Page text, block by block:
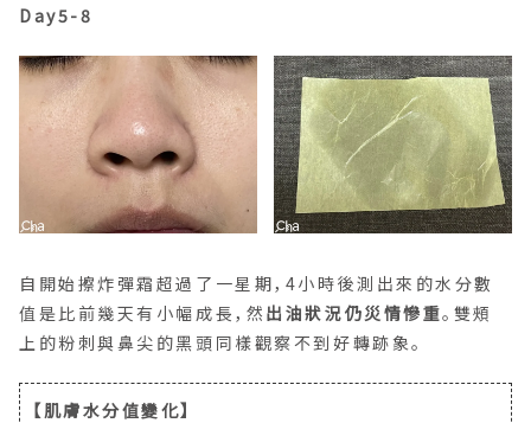
自開始擦炸彈霜超過了一星期，4小時後測出來的水分數
上的粉刺與鼻尖的黑頭同樣觀察不到好轉跡象。
【肌膚水分值變化】
擦拭前：38％→擦拭後：48%→4小時後：41%
【肌膚油分值變化】